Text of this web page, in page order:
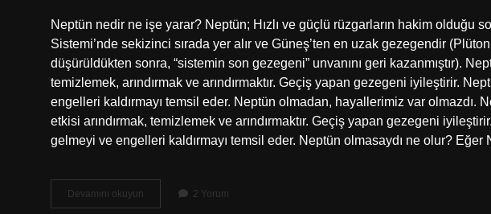
Neptün nedir ne işe yarar? Neptün; Hızlı ve güçlü rüzgarların hakim olduğu
Sistemi’nde sekizinci sırada yer alır ve Güneş’ten en uzak gezegendir
düşürüldükten sonra, “sistemin son gezegeni” unvanını geri kazanmıştır).
temizlemek, arındırmak ve arındırmaktır. Geçiş yapan gezegeni iyileştirir.
engelleri kaldırmayı temsil eder. Neptün olmadan, hayallerimiz var olmazdı.
etkisi arındırmak, temizlemek ve arındırmaktır. Geçiş yapan gezegeni
gelmeyi ve engelleri kaldırmayı temsil eder. Neptün olmasaydı ne olur?
Devamını okuyun
Ne
2 Yorum